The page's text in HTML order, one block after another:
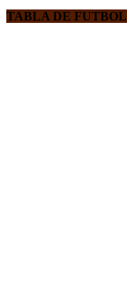
TABLA DE FUTBOL